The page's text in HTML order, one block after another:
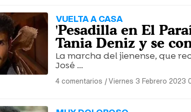
VUELTA A CASA
'Pesadilla en El
Tania Deniz y se
La marcha del jienense, que
José ...
4 comentarios |Viernes 3 Febrero 2023